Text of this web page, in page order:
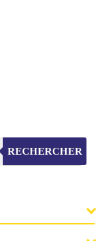
RECHERCHER